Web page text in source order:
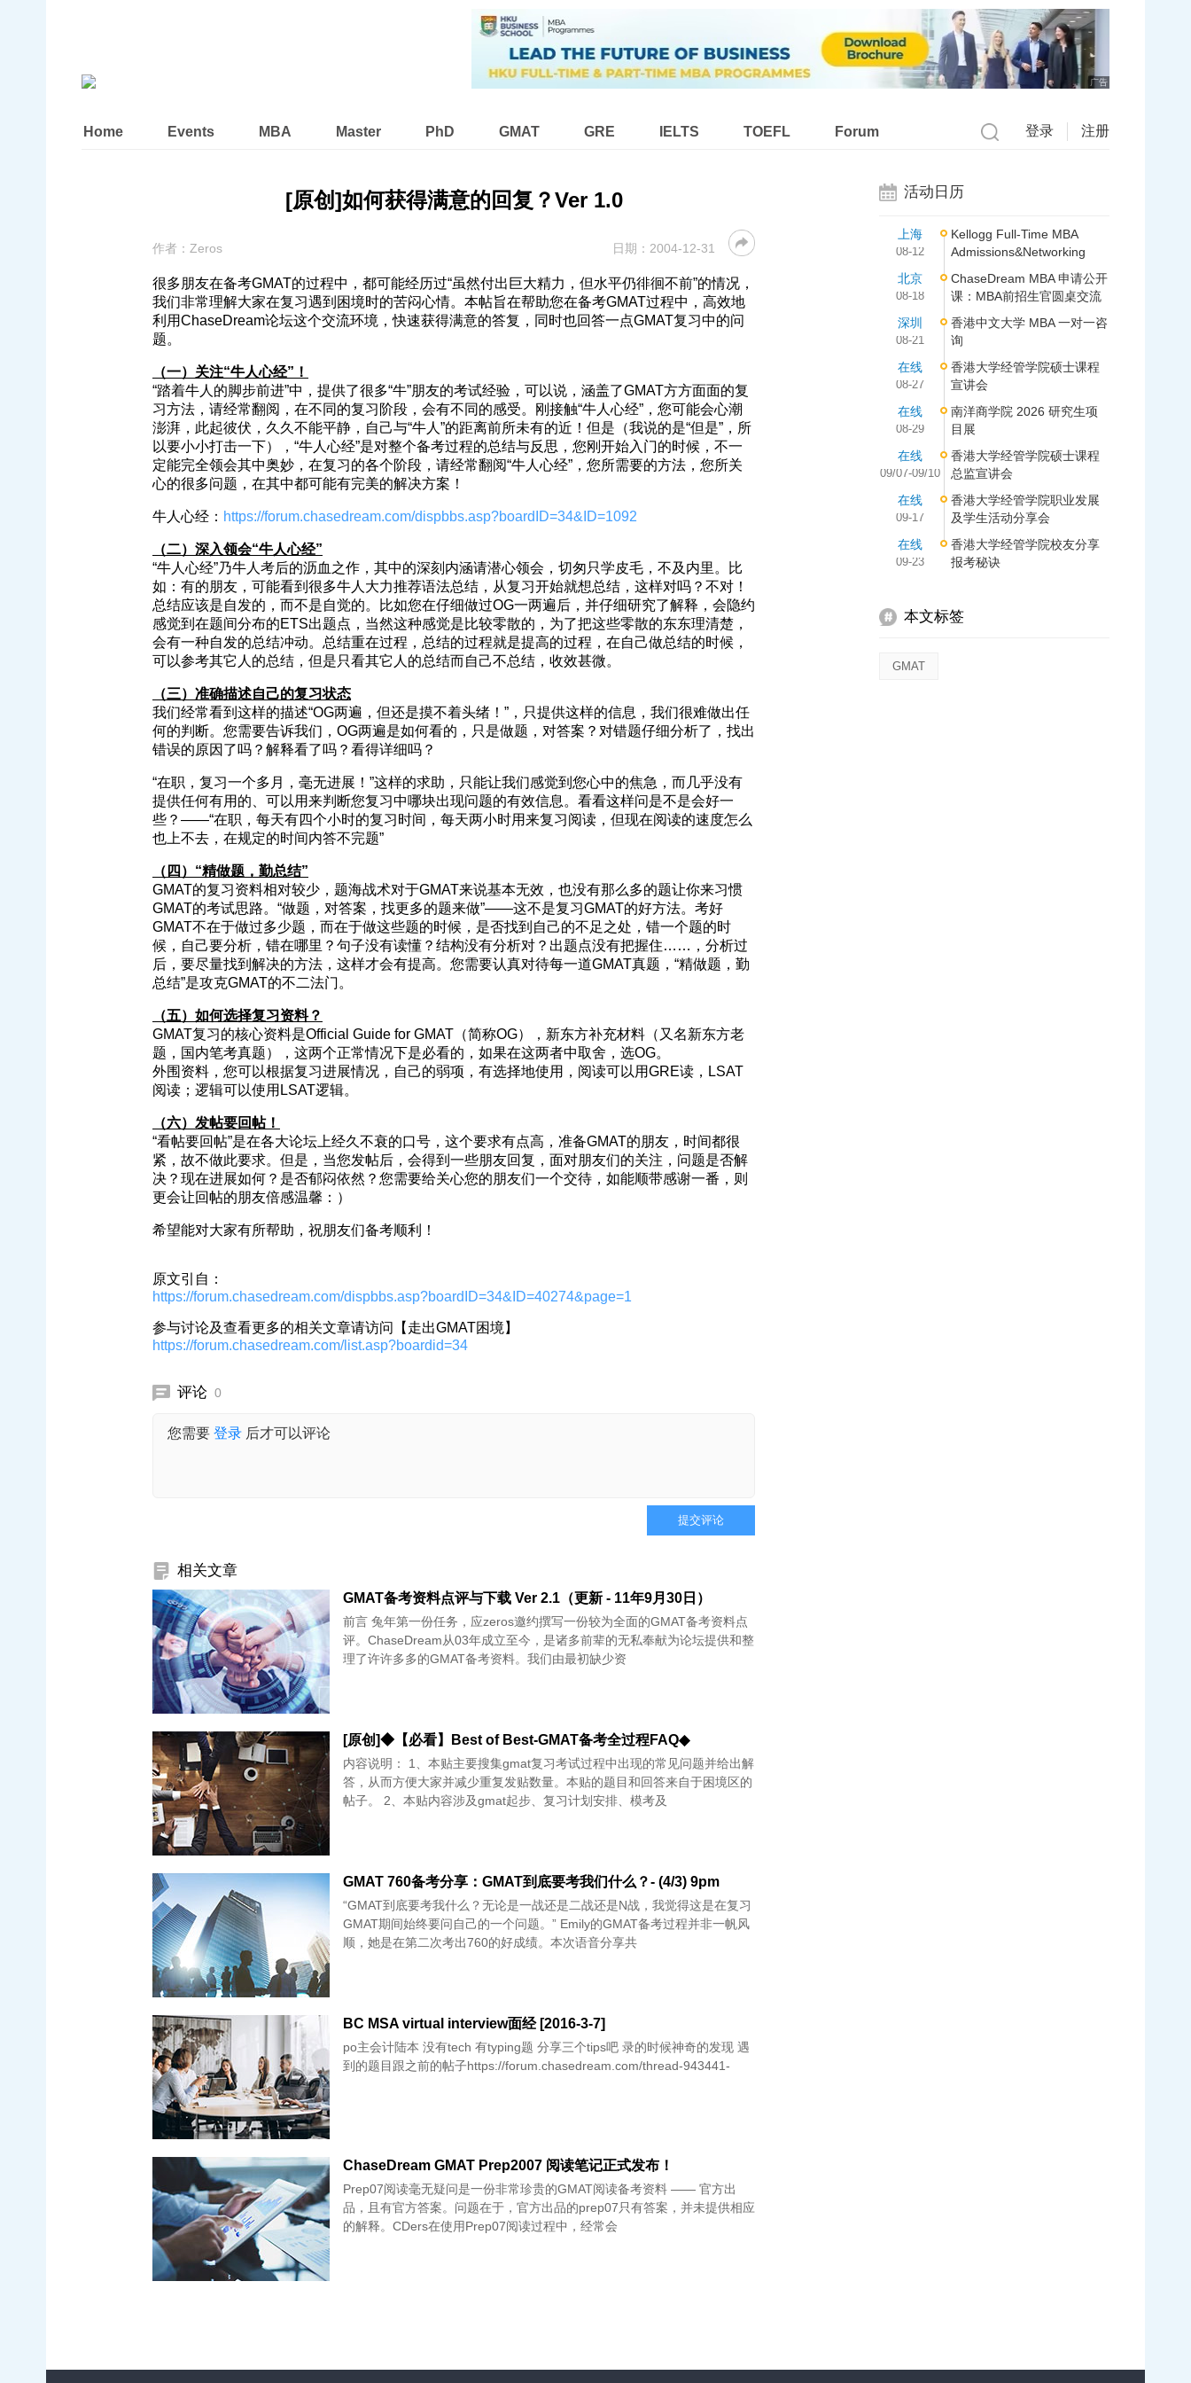
广告
Home Events MBA Master PhD GMAT GRE IELTS TOEFL Forum 登录 注册
[原创]如何获得满意的回复？Ver 1.0
作者： Zeros 日期： 2004-12-31
很多朋友在备考GMAT的过程中，都可能经历过“虽然付出巨大精力，但水平仍徘徊不前”的情况，
我们非常理解大家在复习遇到困境时的苦闷心情。本帖旨在帮助您在备考GMAT过程中，高效地
利用ChaseDream论坛这个交流环境，快速获得满意的答复，同时也回答一点GMAT复习中的问
题。
（一）关注“牛人心经”！
“踏着牛人的脚步前进”中，提供了很多“牛”朋友的考试经验，可以说，涵盖了GMAT方方面面的复
习方法，请经常翻阅，在不同的复习阶段，会有不同的感受。刚接触“牛人心经”，您可能会心潮
澎湃，此起彼伏，久久不能平静，自己与“牛人”的距离前所未有的近！但是（我说的是“但是”，所
以要小小打击一下），“牛人心经”是对整个备考过程的总结与反思，您刚开始入门的时候，不一
定能完全领会其中奥妙，在复习的各个阶段，请经常翻阅“牛人心经”，您所需要的方法，您所关
心的很多问题，在其中都可能有完美的解决方案！
牛人心经： https://forum.chasedream.com/dispbbs.asp?boardID=34&ID=1092
（二）深入领会“牛人心经”
“牛人心经”乃牛人考后的沥血之作，其中的深刻内涵请潜心领会，切匆只学皮毛，不及内里。比
如：有的朋友，可能看到很多牛人大力推荐语法总结，从复习开始就想总结，这样对吗？不对！
总结应该是自发的，而不是自觉的。比如您在仔细做过OG一两遍后，并仔细研究了解释，会隐约
感觉到在题间分布的ETS出题点，当然这种感觉是比较零散的，为了把这些零散的东东理清楚，
会有一种自发的总结冲动。总结重在过程，总结的过程就是提高的过程，在自己做总结的时候，
可以参考其它人的总结，但是只看其它人的总结而自己不总结，收效甚微。
（三）准确描述自己的复习状态
我们经常看到这样的描述“OG两遍，但还是摸不着头绪！”，只提供这样的信息，我们很难做出任
何的判断。您需要告诉我们，OG两遍是如何看的，只是做题，对答案？对错题仔细分析了，找出
错误的原因了吗？解释看了吗？看得详细吗？
“在职，复习一个多月，毫无进展！”这样的求助，只能让我们感觉到您心中的焦急，而几乎没有
提供任何有用的、可以用来判断您复习中哪块出现问题的有效信息。看看这样问是不是会好一
些？——“在职，每天有四个小时的复习时间，每天两小时用来复习阅读，但现在阅读的速度怎么
也上不去，在规定的时间内答不完题”
（四）“精做题，勤总结”
GMAT的复习资料相对较少，题海战术对于GMAT来说基本无效，也没有那么多的题让你来习惯
GMAT的考试思路。“做题，对答案，找更多的题来做”——这不是复习GMAT的好方法。考好
GMAT不在于做过多少题，而在于做这些题的时候，是否找到自己的不足之处，错一个题的时
候，自己要分析，错在哪里？句子没有读懂？结构没有分析对？出题点没有把握住……，分析过
后，要尽量找到解决的方法，这样才会有提高。您需要认真对待每一道GMAT真题，“精做题，勤
总结”是攻克GMAT的不二法门。
（五）如何选择复习资料？
GMAT复习的核心资料是Official Guide for GMAT（简称OG），新东方补充材料（又名新东方老
题，国内笔考真题），这两个正常情况下是必看的，如果在这两者中取舍，选OG。
外围资料，您可以根据复习进展情况，自己的弱项，有选择地使用，阅读可以用GRE读，LSAT
阅读；逻辑可以使用LSAT逻辑。
（六）发帖要回帖！
“看帖要回帖”是在各大论坛上经久不衰的口号，这个要求有点高，准备GMAT的朋友，时间都很
紧，故不做此要求。但是，当您发帖后，会得到一些朋友回复，面对朋友们的关注，问题是否解
决？现在进展如何？是否郁闷依然？您需要给关心您的朋友们一个交待，如能顺带感谢一番，则
更会让回帖的朋友倍感温馨：）
希望能对大家有所帮助，祝朋友们备考顺利！
原文引自：
https://forum.chasedream.com/dispbbs.asp?boardID=34&ID=40274&page=1
参与讨论及查看更多的相关文章请访问【走出GMAT困境】
https://forum.chasedream.com/list.asp?boardid=34
评论 0
您需要 登录 后才可以评论
提交评论
相关文章
GMAT备考资料点评与下载 Ver 2.1（更新 - 11年9月30日）
前言 兔年第一份任务，应zeros邀约撰写一份较为全面的GMAT备考资料点
评。ChaseDream从03年成立至今，是诸多前辈的无私奉献为论坛提供和整
理了许许多多的GMAT备考资料。我们由最初缺少资
[原创]◆【必看】Best of Best-GMAT备考全过程FAQ◆
内容说明： 1、本贴主要搜集gmat复习考试过程中出现的常见问题并给出解
答，从而方便大家并减少重复发贴数量。本贴的题目和回答来自于困境区的
帖子。 2、本贴内容涉及gmat起步、复习计划安排、模考及
GMAT 760备考分享：GMAT到底要考我们什么？- (4/3) 9pm
“GMAT到底要考我什么？无论是一战还是二战还是N战，我觉得这是在复习
GMAT期间始终要问自己的一个问题。” Emily的GMAT备考过程并非一帆风
顺，她是在第二次考出760的好成绩。本次语音分享共
BC MSA virtual interview面经 [2016-3-7]
po主会计陆本 没有tech 有typing题 分享三个tips吧 录的时候神奇的发现 遇
到的题目跟之前的帖子https://forum.chasedream.com/thread-943441-
ChaseDream GMAT Prep2007 阅读笔记正式发布！
Prep07阅读毫无疑问是一份非常珍贵的GMAT阅读备考资料 —— 官方出
品，且有官方答案。问题在于，官方出品的prep07只有答案，并未提供相应
的解释。CDers在使用Prep07阅读过程中，经常会
活动日历
上海
08-12
Kellogg Full-Time MBA
Admissions&Networking
北京
08-18
ChaseDream MBA 申请公开
课：MBA前招生官圆桌交流
深圳
08-21
香港中文大学 MBA 一对一咨
询
在线
08-27
香港大学经管学院硕士课程
宣讲会
在线
08-29
南洋商学院 2026 研究生项
目展
在线
09/07-09/10
香港大学经管学院硕士课程
总监宣讲会
在线
09-17
香港大学经管学院职业发展
及学生活动分享会
在线
09-23
香港大学经管学院校友分享
报考秘诀
本文标签
GMAT